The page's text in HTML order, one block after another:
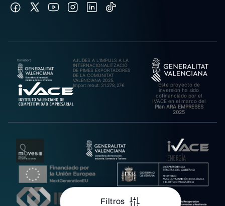
Filtros
AJUDES A L’IMPULS A LA
INTERNACIONALITZACIÓ
DE PIMES EXPORTADORES
DE LA COMUNITAT
VALENCIANA 2025.
Import rebut: 31.278,27€
Este proyecto de
inversión ha sido
cofinanciado por el
IVACE en el marco del
Plan ARA EMPRESES
2025